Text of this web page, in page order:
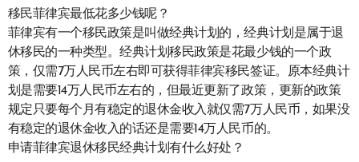
移民菲律宾最低花多少钱呢？
菲律宾有一个移民政策是叫做经典计划的，经典计划是属于退
休移民的一种类型。经典计划移民政策是花最少钱的一个政
策，仅需7万人民币左右即可获得菲律宾移民签证。原本经典计
划是需要14万人民币左右的，但最近更新了政策，更新的政策
规定只要每个月有稳定的退休金收入就仅需7万人民币，如果没
有稳定的退休金收入的话还是需要14万人民币的。
申请菲律宾退休移民经典计划有什么好处？